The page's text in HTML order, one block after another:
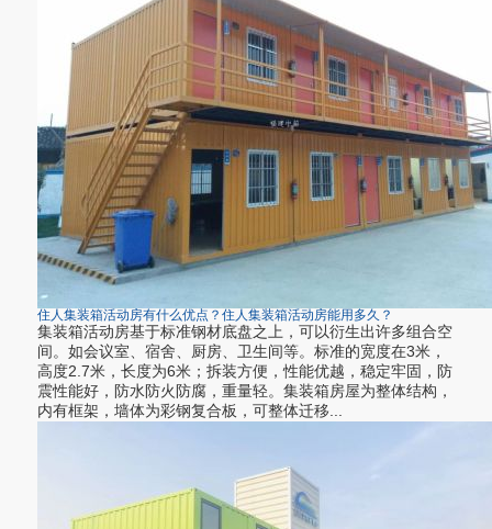
住人集装箱活动房有什么优点？住人集装箱活动房能用多久？
集装箱活动房基于标准钢材底盘之上，可以衍生出许多组合空
间。如会议室、宿舍、厨房、卫生间等。标准的宽度在3米，
高度2.7米，长度为6米；拆装方便，性能优越，稳定牢固，防
震性能好，防水防火防腐，重量轻。集装箱房屋为整体结构，
内有框架，墙体为彩钢复合板，可整体迁移...